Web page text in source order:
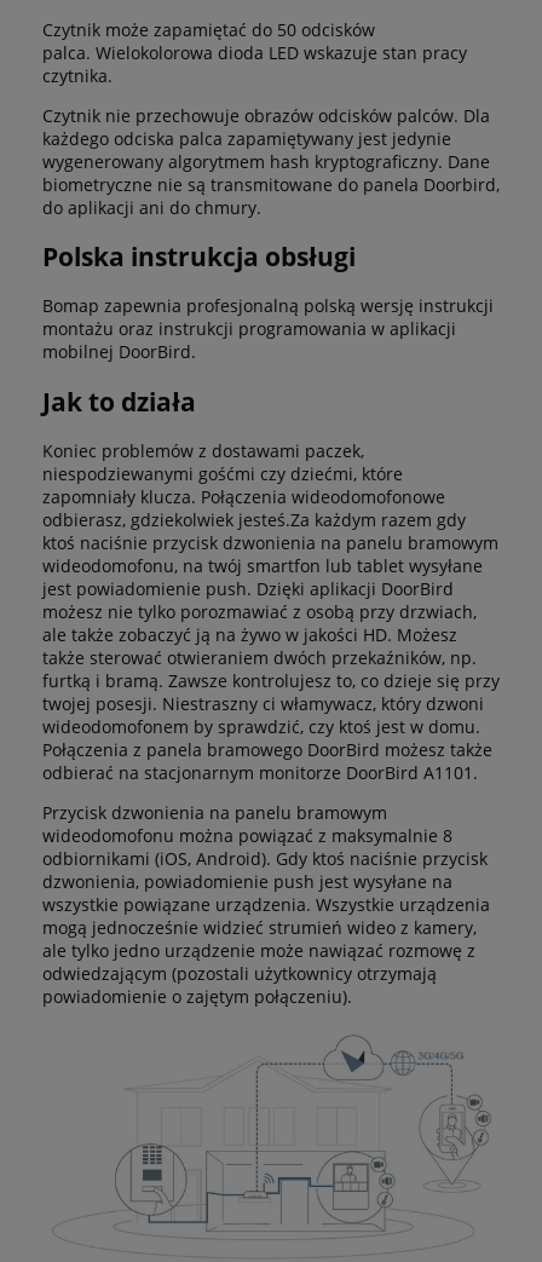
Czytnik może zapamiętać do 50 odcisków
palca. Wielokolorowa dioda LED wskazuje stan pracy
czytnika.
Czytnik nie przechowuje obrazów odcisków palców. Dla
każdego odciska palca zapamiętywany jest jedynie
wygenerowany algorytmem hash kryptograficzny. Dane
biometryczne nie są transmitowane do panela Doorbird,
do aplikacji ani do chmury.
Polska instrukcja obsługi
Bomap zapewnia profesjonalną polską wersję instrukcji
montażu oraz instrukcji programowania w aplikacji
mobilnej DoorBird.
Jak to działa
Koniec problemów z dostawami paczek,
niespodziewanymi gośćmi czy dziećmi, które
zapomniały klucza. Połączenia wideodomofonowe
odbierasz, gdziekolwiek jesteś.Za każdym razem gdy
ktoś naciśnie przycisk dzwonienia na panelu bramowym
wideodomofonu, na twój smartfon lub tablet wysyłane
jest powiadomienie push. Dzięki aplikacji DoorBird
możesz nie tylko porozmawiać z osobą przy drzwiach,
ale także zobaczyć ją na żywo w jakości HD. Możesz
także sterować otwieraniem dwóch przekaźników, np.
furtką i bramą. Zawsze kontrolujesz to, co dzieje się przy
twojej posesji. Niestraszny ci włamywacz, który dzwoni
wideodomofonem by sprawdzić, czy ktoś jest w domu.
Połączenia z panela bramowego DoorBird możesz także
odbierać na stacjonarnym monitorze DoorBird A1101.
Przycisk dzwonienia na panelu bramowym
wideodomofonu można powiązać z maksymalnie 8
odbiornikami (iOS, Android). Gdy ktoś naciśnie przycisk
dzwonienia, powiadomienie push jest wysyłane na
wszystkie powiązane urządzenia. Wszystkie urządzenia
mogą jednocześnie widzieć strumień wideo z kamery,
ale tylko jedno urządzenie może nawiązać rozmowę z
odwiedzającym (pozostali użytkownicy otrzymają
powiadomienie o zajętym połączeniu).